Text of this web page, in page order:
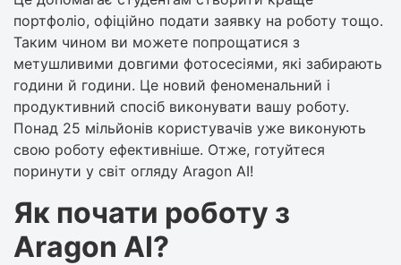
портфоліо, офіційно подати заявку на роботу тощо.
Таким чином ви можете попрощатися з
метушливими довгими фотосесіями, які забирають
години й години. Це новий феноменальний і
продуктивний спосіб виконувати вашу роботу.
Понад 25 мільйонів користувачів уже виконують
свою роботу ефективніше. Отже, готуйтеся
поринути у світ огляду Aragon AI!
Як почати роботу з
Aragon AI?